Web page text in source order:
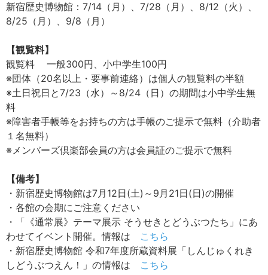
新宿歴史博物館：7/14（月）、7/28（月）、8/12（火）、
8/25（月）、9/8（月）
【観覧料】
観覧料 一般300円、小中学生100円
※団体（20名以上・要事前連絡）は個人の観覧料の半額
※土日祝日と7/23（水）～8/24（日）の期間は小中学生無
料
※障害者手帳等をお持ちの方は手帳のご提示で無料（介助者
１名無料）
※メンバーズ倶楽部会員の方は会員証のご提示で無料
【備考】
・新宿歴史博物館は7月12日(土)～9月21日(日)の開催
・各館の会期にご注意ください
・「《通常展》テーマ展示 そうせきとどうぶつたち」にあ
わせてイベント開催。情報は こちら
・新宿歴史博物館 令和7年度所蔵資料展「しんじゅくれき
しどうぶつえん！」の情報は こちら